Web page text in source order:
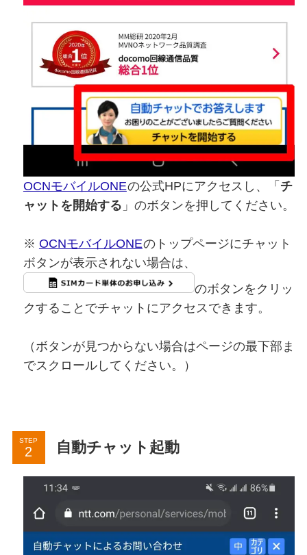
OCNモバイルONEの公式HPにアクセスし、「 チ
ャットを開始する 」のボタンを押してください。
※ OCNモバイルONEのトップページにチャット
ボタンが表示されない場合は、
のボタンをクリッ
クすることでチャットにアクセスできます。
（ボタンが見つからない場合はページの最下部ま
でスクロールしてください。）
STEP 自動チャット起動